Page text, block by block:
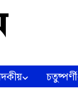
চতুষ্পর্ণী